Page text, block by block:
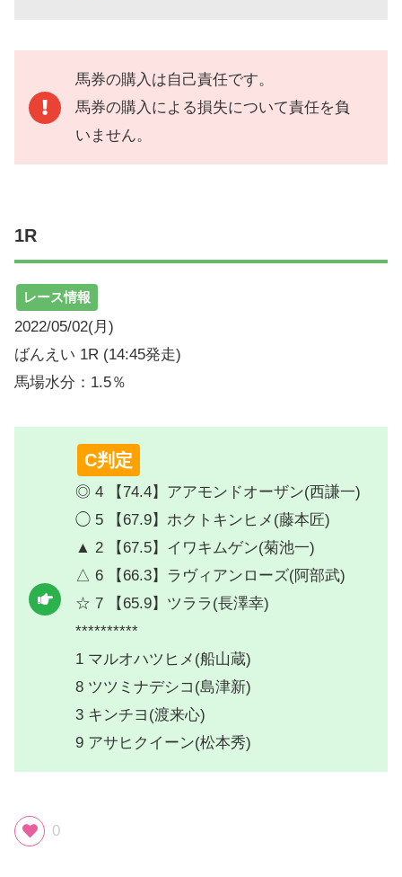
馬券の購入は自己責任です。
馬券の購入による損失について責任を負
いません。
1R
レース情報
2022/05/02(月)
ばんえい 1R (14:45発走)
馬場水分：1.5％
C判定
◎ 4 【74.4】アアモンドオーザン(西謙一)
◯ 5 【67.9】ホクトキンヒメ(藤本匠)
▲ 2 【67.5】イワキムゲン(菊池一)
△ 6 【66.3】ラヴィアンローズ(阿部武)
☆ 7 【65.9】ツララ(長澤幸)
**********
1 マルオハツヒメ(船山蔵)
8 ツツミナデシコ(島津新)
3 キンチヨ(渡来心)
9 アサヒクイーン(松本秀)
0